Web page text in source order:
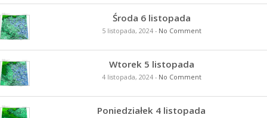
Środa 6 listopada
5 listopada, 2024- No Comment
Wtorek 5 listopada
4 listopada, 2024- No Comment
Poniedziałek 4 listopada